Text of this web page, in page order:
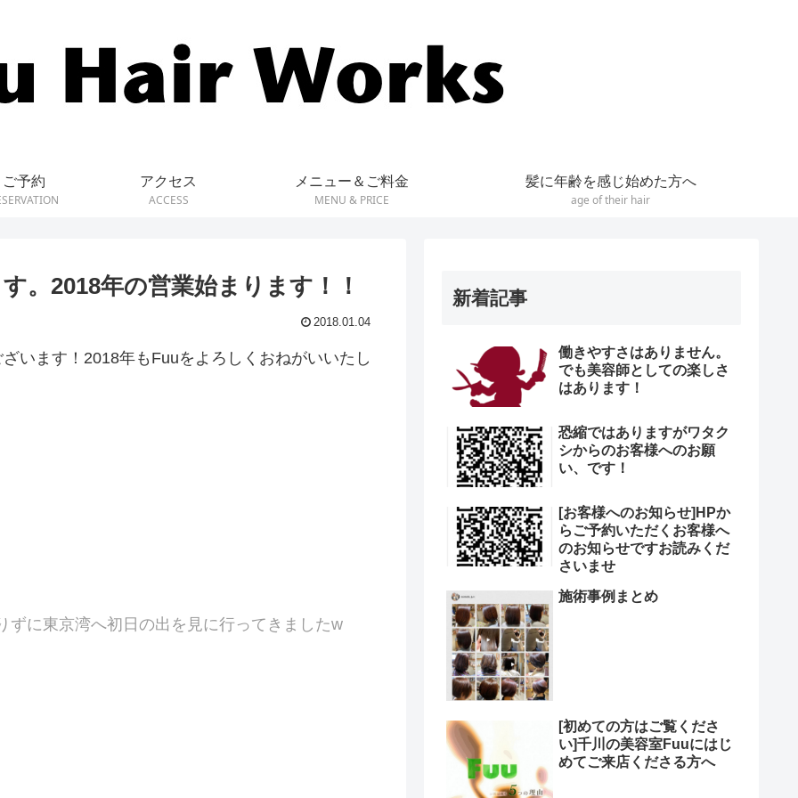
ご予約
アクセス
ACCESS
メニュー＆ご料金
MENU & PRICE
髪に年齢を感じ始めた方へ
age of their hair
。2018年の営業始まります！！
2018.01.04
います！2018年もFuuをよろしくおねがいいたし
ずに東京湾へ初日の出を見に行ってきましたw
新着記事
働きやすさはありません。
でも美容師としての楽しさ
はあります！
恐縮ではありますがワタク
シからのお客様へのお願
い、です！
[お客様へのお知らせ]HPか
らご予約いただくお客様へ
のお知らせですお読みくだ
さいませ
施術事例まとめ
[初めての方はご覧くださ
い]千川の美容室Fuuにはじ
めてご来店くださる方へ